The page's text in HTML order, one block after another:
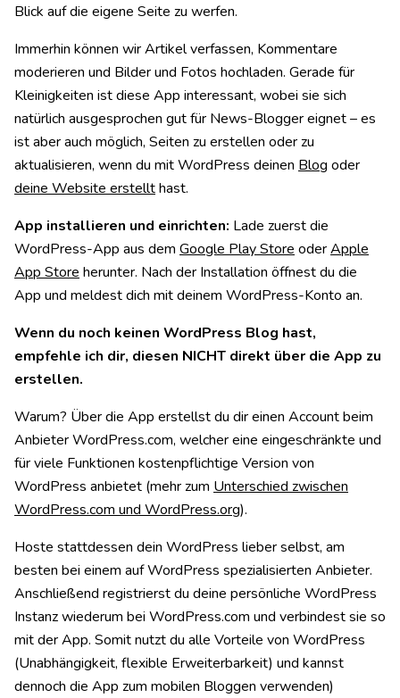
Blick auf die eigene Seite zu werfen.
Immerhin können wir Artikel verfassen, Kommentare
moderieren und Bilder und Fotos hochladen. Gerade für
Kleinigkeiten ist diese App interessant, wobei sie sich
natürlich ausgesprochen gut für News-Blogger eignet – es
ist aber auch möglich, Seiten zu erstellen oder zu
aktualisieren, wenn du mit WordPress deinen Blog oder
deine Website erstellthast.
App installieren und einrichten: Lade zuerst die
WordPress-App aus dem Google Play Store oderApple
App Store herunter. Nach der Installation öffnest du die
App und meldest dich mit deinem WordPress-Konto an.
Wenn du noch keinen WordPress Blog hast,
empfehle ich dir, diesen NICHT direkt über die App zu
erstellen.
Warum? Über die App erstellst du dir einen Account beim
Anbieter WordPress.com, welcher eine eingeschränkte und
für viele Funktionen kostenpflichtige Version von
WordPress anbietet (mehr zum Unterschied zwischen
WordPress.com und WordPress.org).
Hoste stattdessen dein WordPress lieber selbst, am
besten bei einem auf WordPress spezialisierten Anbieter.
Anschließend registrierst du deine persönliche WordPress
Instanz wiederum bei WordPress.com und verbindest sie so
mit der App. Somit nutzt du alle Vorteile von WordPress
(Unabhängigkeit, flexible Erweiterbarkeit) und kannst
dennoch die App zum mobilen Bloggen verwenden)